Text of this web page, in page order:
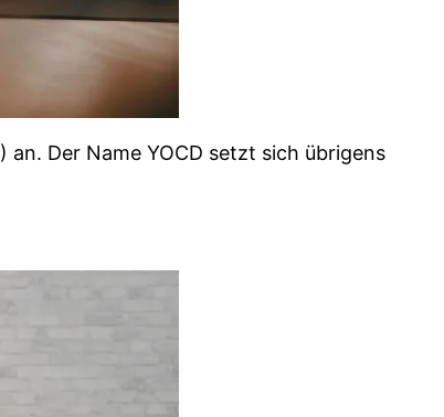
Der Name YOCD setzt sich übrigens